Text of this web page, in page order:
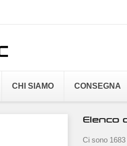
CHI SIAMO CONSEGNA
Elenco
Ci sono 1683